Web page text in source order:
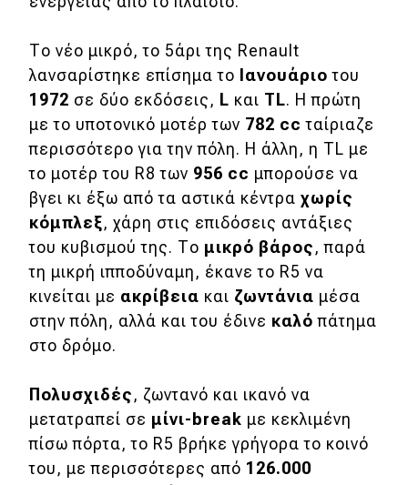
eDRIVE
DRIVE USED
Το νέο μικρό, το 5άρι της Renault
λανσαρίστηκε επίσημα το
Ιανουάριο του
1972 σε δύο εκδόσεις, L και TL. Η πρώτη
με το υποτονικό μοτέρ των 782 cc ταίριαζε
περισσότερο για την πόλη. Η άλλη, η TL με
το μοτέρ του R8 των 956 cc μπορούσε να
βγει κι έξω από τα αστικά κέντρα χωρίς
κόμπλεξ, χάρη στις επιδόσεις αντάξιες
του κυβισμού της. Το μικρό βάρος, παρά
τη μικρή ιπποδύναμη, έκανε το R5 να
κινείται με ακρίβεια και ζωντάνια μέσα
στην πόλη, αλλά και του έδινε καλό πάτημα
στο δρόμο.
Πολυσχιδές, ζωντανό και ικανό να
μετατραπεί σε μίνι-break με κεκλιμένη
πίσω πόρτα, το R5 βρήκε γρήγορα το κοινό
του, με περισσότερες από 126.000